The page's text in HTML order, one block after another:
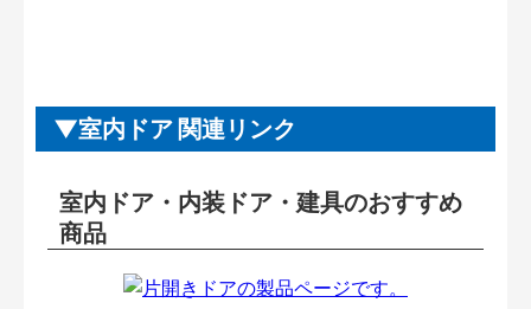
室内ドア 関連リンク
室内ドア・内装ドア・建具のおすすめ
商品